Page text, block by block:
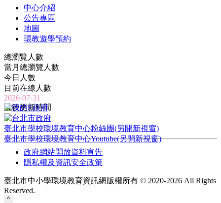
中心介紹
公告專區
地圖
環教遊學預約
總瀏覽人數
當月總瀏覽人數
今日人數
目前在線人數
2026-07-31
最後更新時間
臺北市學校環境教育中心粉絲團(另開新視窗)
臺北市學校環境教育中心Youtube(另開新視窗)
政府網站開放資料宣告
隱私權及資訊安全政策
臺北市中小學環境教育資訊網版權所有 © 2020-2026 All Rights
Reserved.